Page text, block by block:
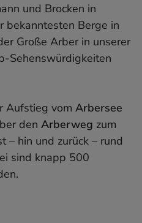
und Brocken in
bekanntesten Berge in
Große Arber in unserer
Sehenswürdigkeiten
Aufstieg vom Arbersee
den Arberweg zum
– hin und zurück – rund
sind knapp 500